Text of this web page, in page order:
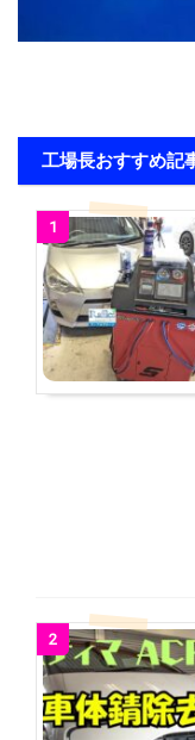
工場長おすすめ記
1
2